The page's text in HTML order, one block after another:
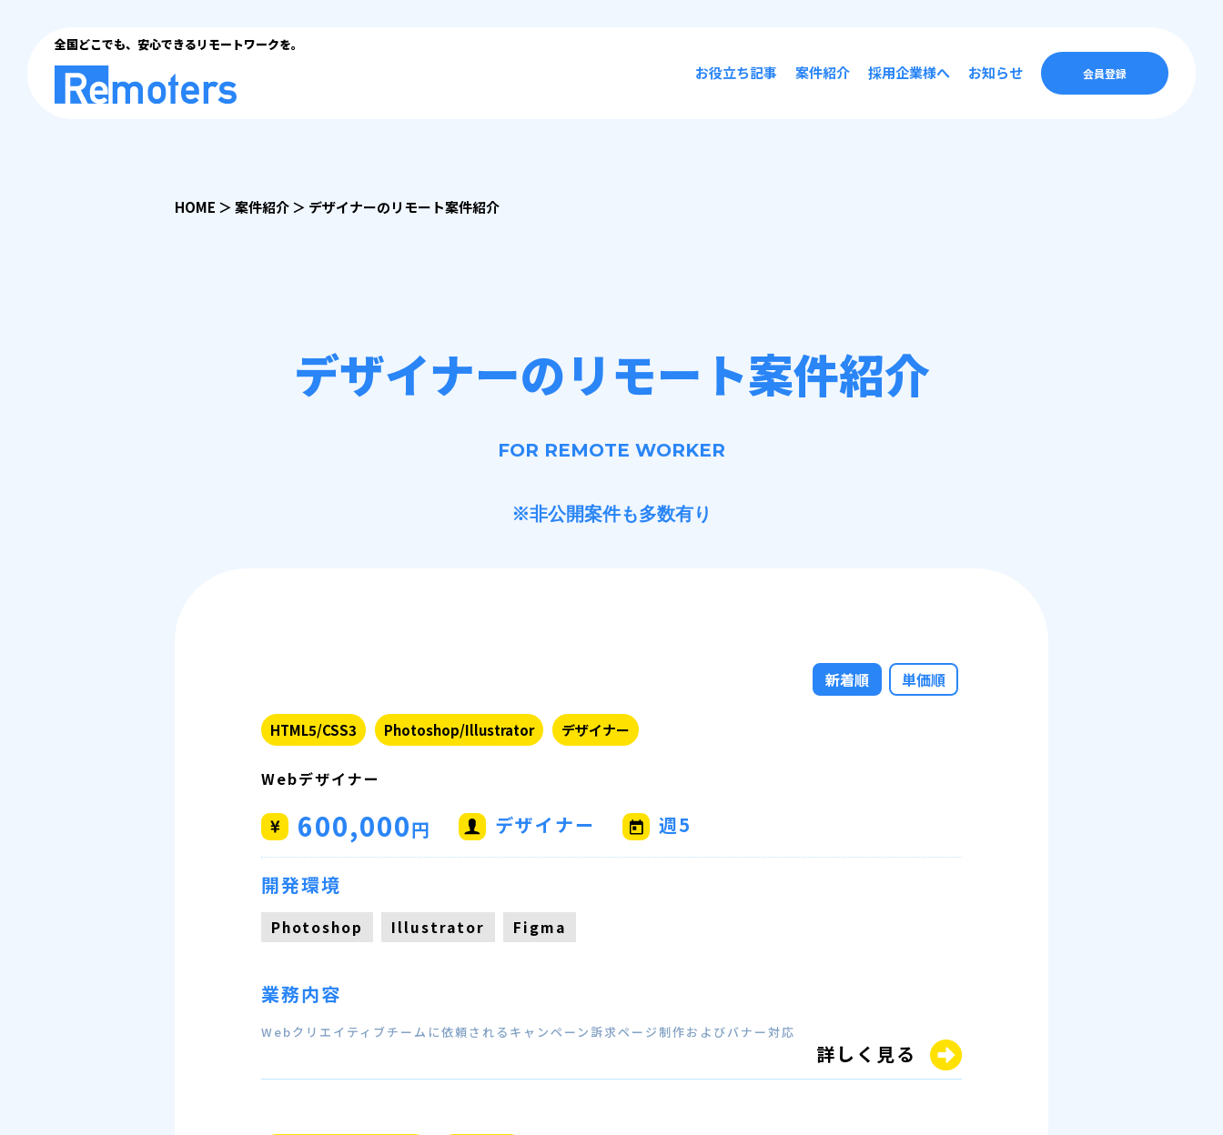
全国どこでも、安心できるリモートワークを。
お役立ち記事 案件紹介 採用企業様へ お知らせ 会員登録
HOME ＞案件紹介＞ デザイナーのリモート案件紹介
デザイナーのリモート案件紹介
FOR REMOTE WORKER
※非公開案件も多数有り
新着順 単価順
HTML5/CSS3 Photoshop/Illustrator デザイナー
Webデザイナー
600,000円 デザイナー 週5
開発環境
Photoshop Illustrator Figma
業務内容
Webクリエイティブチームに依頼されるキャンペーン訴求ページ制作およびバナー対応
詳しく見る